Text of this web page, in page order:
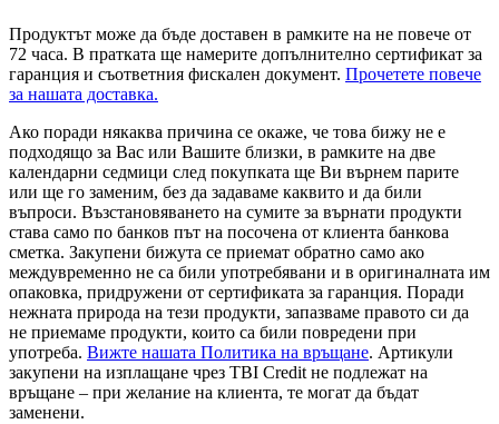
Продуктът може да бъде доставен в рамките на не повече от
72 часа. В пратката ще намерите допълнително сертификат за
гаранция и съответния фискален документ. Прочетете повече
за нашата доставка.
Ако поради някаква причина се окаже, че това бижу не е
подходящо за Вас или Вашите близки, в рамките на две
календарни седмици след покупката ще Ви върнем парите
или ще го заменим, без да задаваме каквито и да били
въпроси. Възстановяването на сумите за върнати продукти
става само по банков път на посочена от клиента банкова
сметка. Закупени бижута се приемат обратно само ако
междувременно не са били употребявани и в оригиналната им
опаковка, придружени от сертификата за гаранция. Поради
нежната природа на тези продукти, запазваме правото си да
не приемаме продукти, които са били повредени при
употреба. Вижте нашата Политика на връщане. Артикули
закупени на изплащане чрез TBI Credit не подлежат на
връщане – при желание на клиента, те могат да бъдат
заменени.